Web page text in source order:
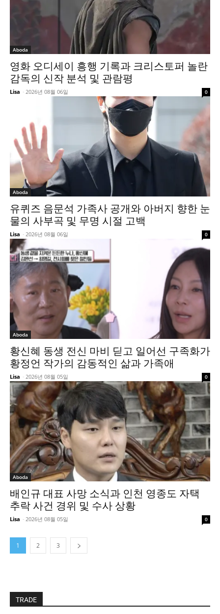
Aboda
영화 오디세이 흥행 기록과 크리스토퍼 놀란
감독의 신작 분석 및 관람평
Lisa - 2026년 08월 06일 0
Aboda
유퀴즈 음문석 가족사 공개와 아버지 향한 눈
물의 사부곡 및 무명 시절 고백
Lisa - 2026년 08월 06일 0
Aboda
황신혜 동생 전신 마비 딛고 일어선 구족화가
황정언 작가의 감동적인 삶과 가족애
Lisa - 2026년 08월 05일 0
Aboda
배인규 대표 사망 소식과 인천 영종도 자택
추락 사건 경위 및 수사 상황
Lisa - 2026년 08월 05일 0
1 2 3
TRADE